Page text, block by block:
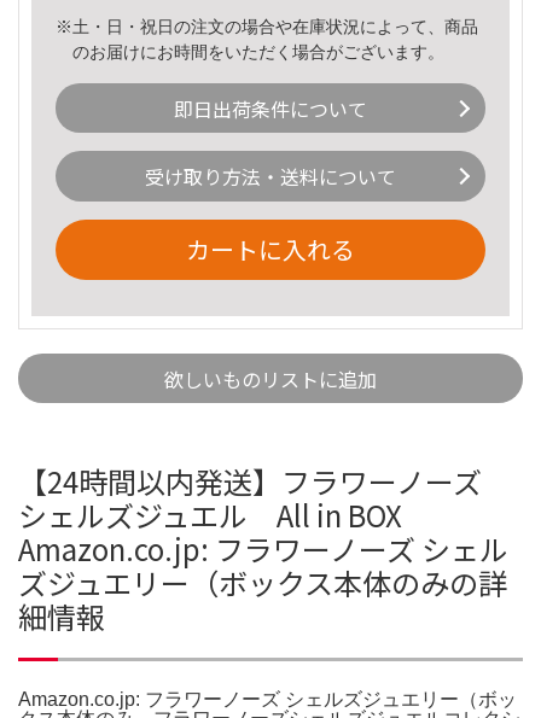
※土・日・祝日の注文の場合や在庫状況によって、商品
のお届けにお時間をいただく場合がございます。
即日出荷条件について
受け取り方法・送料について
カートに入れる
欲しいものリストに追加
【24時間以内発送】フラワーノーズ
シェルズジュエル All in BOX
Amazon.co.jp: フラワーノーズ シェル
ズジュエリー（ボックス本体のみの詳
細情報
Amazon.co.jp: フラワーノーズ シェルズジュエリー（ボッ